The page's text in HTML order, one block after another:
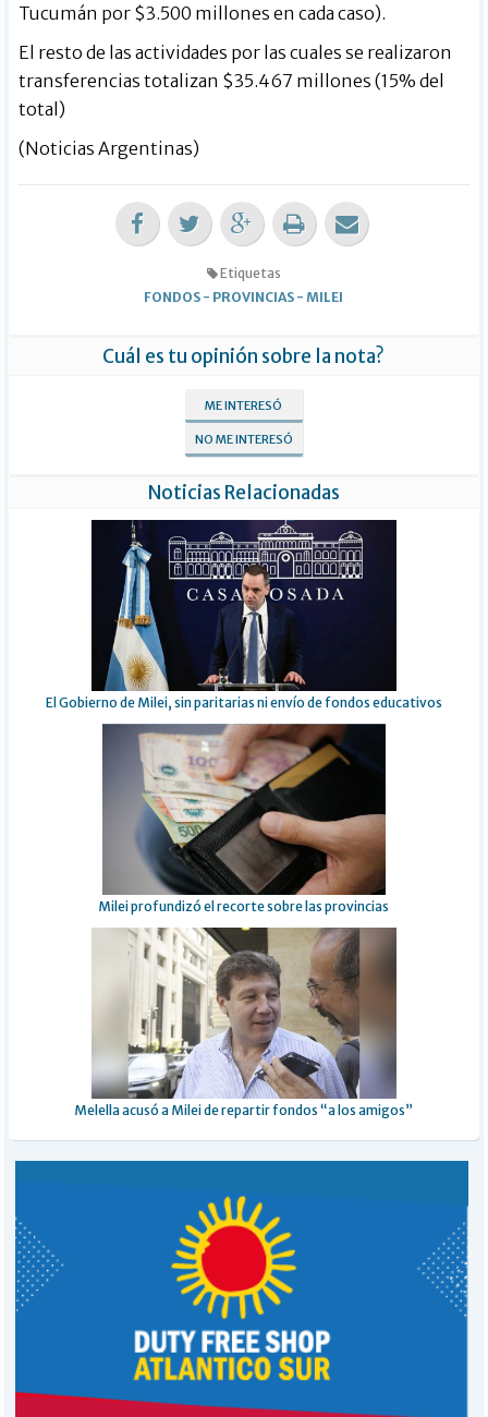
Tucumán por $3.500 millones en cada caso).
El resto de las actividades por las cuales se realizaron
transferencias totalizan $35.467 millones (15% del
total)
(Noticias Argentinas)
Etiquetas
FONDOS - PROVINCIAS - MILEI
Cuál es tu opinión sobre la nota?
ME INTERESÓ
NO ME INTERESÓ
Noticias Relacionadas
El Gobierno de Milei, sin paritarias ni envío de fondos educativos
Milei profundizó el recorte sobre las provincias
Melella acusó a Milei de repartir fondos “a los amigos”